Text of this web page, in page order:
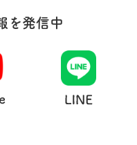
を発信中